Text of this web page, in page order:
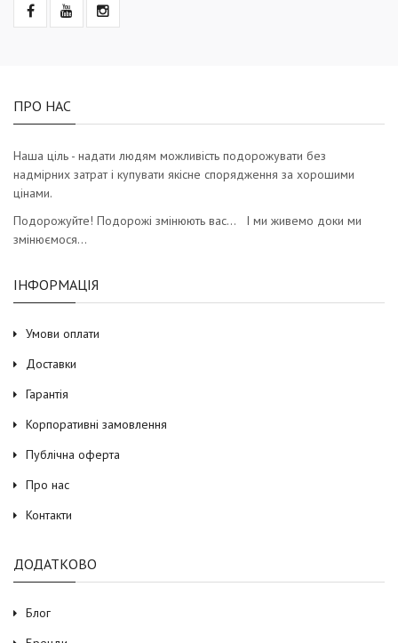
ПРО НАС
Наша ціль - надати людям можливість подорожувати без
надмірних затрат і купувати якісне спорядження за хорошими
цінами.
Подорожуйте! Подорожі змінюють вас… І ми живемо доки ми
змінюємося…
ІНФОРМАЦІЯ
Умови оплати
Доставки
Гарантія
Корпоративні замовлення
Публічна оферта
Про нас
Контакти
ДОДАТКОВО
Блог